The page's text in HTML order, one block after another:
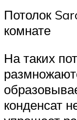
Потолок
комнате
На таких
конденсат